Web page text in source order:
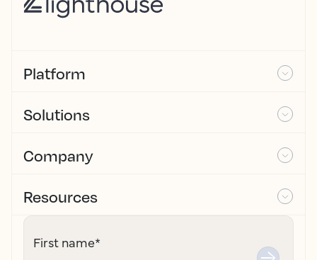
Platform
Solutions
Company
Resources
First name*